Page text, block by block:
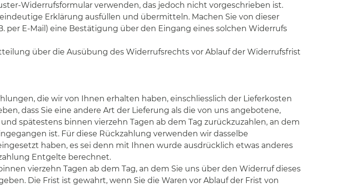
Widerrufsformular verwenden, das jedoch nicht vorgeschrieben ist.
Erklärung ausfüllen und übermitteln. Machen Sie von dieser
per E-Mail) eine Bestätigung über den Eingang eines solchen Widerrufs
über die Ausübung des Widerrufsrechts vor Ablauf der Widerrufsfrist
die wir von Ihnen erhalten haben, einschliesslich der Lieferkosten
dass Sie eine andere Art der Lieferung als die von uns angebotene,
spätestens binnen vierzehn Tagen ab dem Tag zurückzuzahlen, an dem
ist. Für diese Rückzahlung verwenden wir dasselbe
haben, es sei denn mit Ihnen wurde ausdrücklich etwas anderes
Entgelte berechnet.
vierzehn Tagen ab dem Tag, an dem Sie uns über den Widerruf dieses
Die Frist ist gewahrt, wenn Sie die Waren vor Ablauf der Frist von